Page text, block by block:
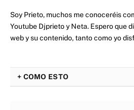
Soy Prieto, muchos me conoceréis
Youtube Djprieto y Neta. Espero que
web y su contenido, tanto como yo
+ COMO ESTO